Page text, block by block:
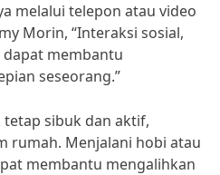
melalui telepon atau video
Morin, “Interaksi sosial,
membantu
seseorang.”
sibuk dan aktif,
rumah. Menjalani hobi atau
membantu mengalihkan